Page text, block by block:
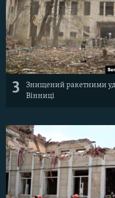
3
Знищений ракетними
Вінниці